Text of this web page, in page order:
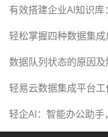
有效搭建企业AI知识
轻松掌握四种数据集
数据队列状态的原因
轻易云数据集成平台
轻企AI：智能办公助